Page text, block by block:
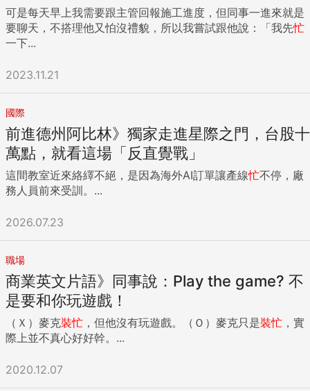
可是每天早上我需要跟主管回報施工進度，但同事一進來就是
要聊天，不搭理他又怕沒禮貌，所以我嘗試跟他說：「我先忙
一下...
2023.11.21
國際
前進德州阿比林》獨家走進星際之門，台股十
萬點，就看這場「反直覺戰」
這間教室近來絡繹不絕，是因為海外AI訂單讓產線忙不停，廠
務人員前來受訓。...
2026.07.23
職場
商業英文片語》同事說：Play the game? 不
是要和你玩遊戲！
（Ｘ）麥克裝忙 ，但他沒有玩遊戲。（Ｏ）麥克只是裝忙 ，實
際上並不真心好好幹。...
2020.12.07